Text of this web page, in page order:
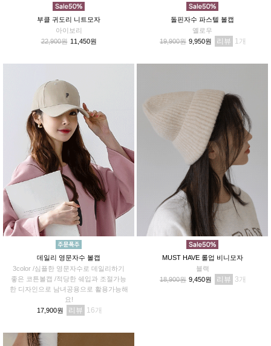
부클 귀도리 니트모자
아이보리
22,900원 11,450원
돌핀자수 파스텔 볼캡
옐로우
19,900원 9,950원 리뷰 1
데일리 영문자수 볼캡
3color /심플한 영문자수로 데일리하기
좋은 코튼볼캡 /적당한 쉐입과 조절가능
한 디자인으로 남녀공용으로 활용가능해
요!
17,900원
리뷰 16
MUST HAVE 롤업 비니모자
블랙
18,900원 9,450원 리뷰 3